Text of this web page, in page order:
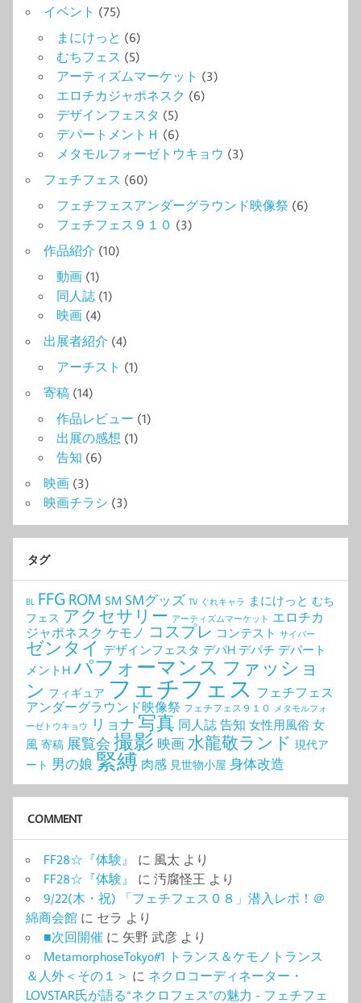
イベント (75)
まにけっと (6)
むちフェス (5)
アーティズムマーケット (3)
エロチカジャポネスク (6)
デザインフェスタ (5)
デパートメントＨ (6)
メタモルフォーゼトウキョウ (3)
フェチフェス (60)
フェチフェスアンダーグラウンド映像祭 (6)
フェチフェス９１０ (3)
作品紹介 (10)
動画 (1)
同人誌 (1)
映画 (4)
出展者紹介 (4)
アーチスト (1)
寄稿 (14)
作品レビュー (1)
出展の感想 (1)
告知 (6)
映画 (3)
映画チラシ (3)
タグ
BL FFG ROM SM SMグッズ TV ぐれキャラ まにけっと むち
フェス アクセサリー アーティズムマーケット エロチカ
ジャポネスク ケモノ コスプレ コンテスト サイバー
ゼンタイ デザインフェスタ デパH デパチ デパート
メントH パフォーマンス ファッショ
ン フィギュア フェチフェス フェチフェス
アンダーグラウンド映像祭 フェチフェス９１０ メタモルフォ
ーゼトウキョウ
リョナ 写真 同人誌 告知 女性用風俗 女
風 寄稿 展覧会 撮影 映画水龍敬ランド 現代ア
ート 男の娘 緊縛 肉感 見世物小屋 身体改造
COMMENT
FF28☆『体験』 に 風太 より
FF28☆『体験』
に 汚腐怪王 より
9/22(木・祝) 「フェチフェス０８」潜入レポ！＠
綿商会館 に セラ より
■次回開催 に 矢野 武彦 より
MetamorphoseTokyo#1 トランス＆ケモノトランス
＆人外＜その１＞ に ネクロコーディネーター・
LOVSTAR氏が語る“ネクロフェス”の魅力 - フェチフェ